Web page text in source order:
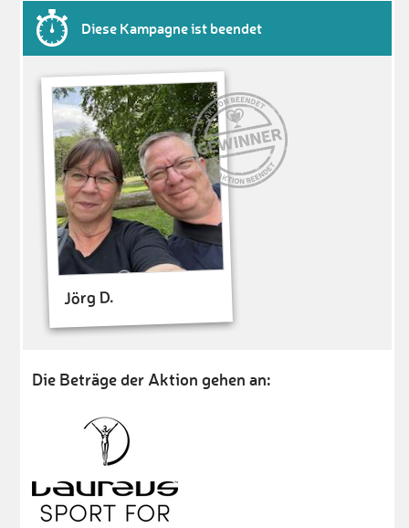
Diese Kampagne ist beendet
Jörg D.
Die Beträge der Aktion gehen an: